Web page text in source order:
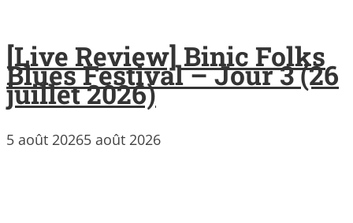
[Live Review] Binic Folks
Blues Festival – Jour 3 (26
juillet 2026)
5 août 20265 août 2026